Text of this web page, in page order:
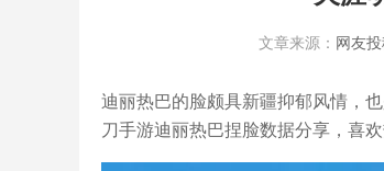
文章来源： 网友
迪丽热巴的脸颇具新疆抑郁风情，
刀手游迪丽热巴捏脸数据分享，喜